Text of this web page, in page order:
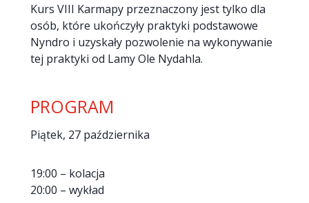
Kurs VIII Karmapy przeznaczony jest tylko dla
osób, które ukończyły praktyki podstawowe
Nyndro i uzyskały pozwolenie na wykonywanie
tej praktyki od Lamy Ole Nydahla.
PROGRAM
Piątek, 27 października
19:00 – kolacja
20:00 – wykład